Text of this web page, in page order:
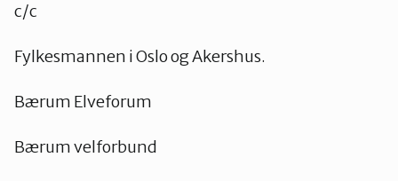
c/c
Fylkesmannen i Oslo og Akershus.
Bærum Elveforum
Bærum velforbund